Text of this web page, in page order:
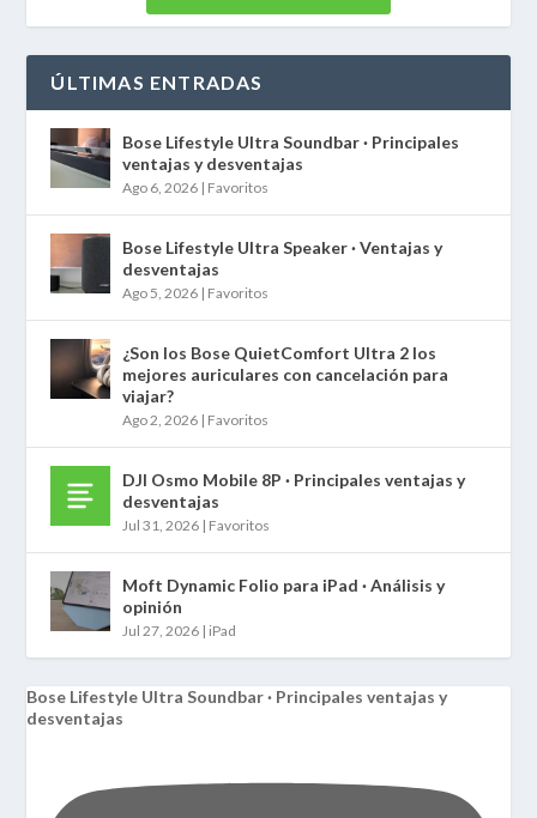
ÚLTIMAS ENTRADAS
Bose Lifestyle Ultra Soundbar · Principales
ventajas y desventajas
Ago 6, 2026 | Favoritos
Bose Lifestyle Ultra Speaker · Ventajas y
desventajas
Ago 5, 2026 | Favoritos
¿Son los Bose QuietComfort Ultra 2 los
mejores auriculares con cancelación para
viajar?
Ago 2, 2026 | Favoritos
DJI Osmo Mobile 8P · Principales ventajas y
desventajas
Jul 31, 2026 | Favoritos
Moft Dynamic Folio para iPad · Análisis y
opinión
Jul 27, 2026 | iPad
Bose Lifestyle Ultra Soundbar · Principales ventajas y
desventajas